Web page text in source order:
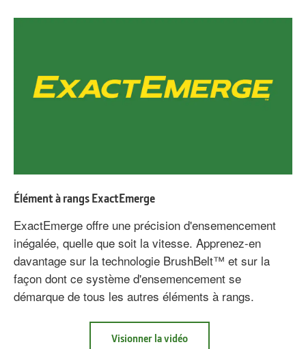
semoirs
Élément à rangs ExactEmerge
ExactEmerge offre une précision d'ensemencement
inégalée, quelle que soit la vitesse. Apprenez-en
davantage sur la technologie BrushBelt™ et sur la
façon dont ce système d'ensemencement se
démarque de tous les autres éléments à rangs.
Visionner la vidéoà